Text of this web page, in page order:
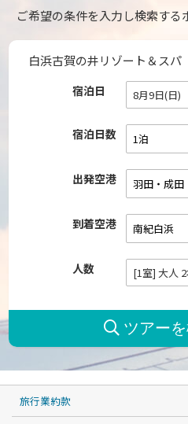
ご希望の条件を入力し検索する
白浜古賀の井リゾート＆スパ
宿泊日 8月9日(日)
宿泊日数
出発空港
到着空港
人数 [1室] 大人
旅行業約款